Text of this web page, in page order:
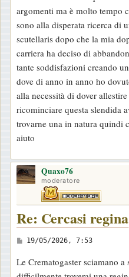
s
a
g
g
i
o
argomenti ma è molto tempo
sono alla disperata ricerca di
scutellaris dopo che la mia
carriera ha deciso di
tante soddisfazioni creando
dove di anno in anno ho
alla necessità di dover
ricominciare questa slendida
trovarne una in natura quindi
aiuto
Quaxo76
moderatore
Re: Cercasi regina
M
s
19/05/2026, 7:53
Le Crematogaster sciamano